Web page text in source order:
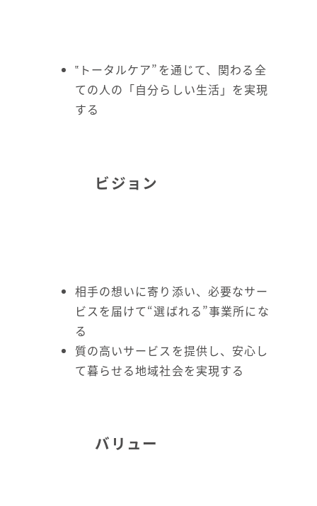
‟トータルケア”を通じて、関わる全
ての人の「自分らしい生活」を実現
する
ビジョン
相手の想いに寄り添い、必要なサー
ビスを届けて“選ばれる”事業所にな
る
質の高いサービスを提供し、安心し
て暮らせる地域社会を実現する
バリュー